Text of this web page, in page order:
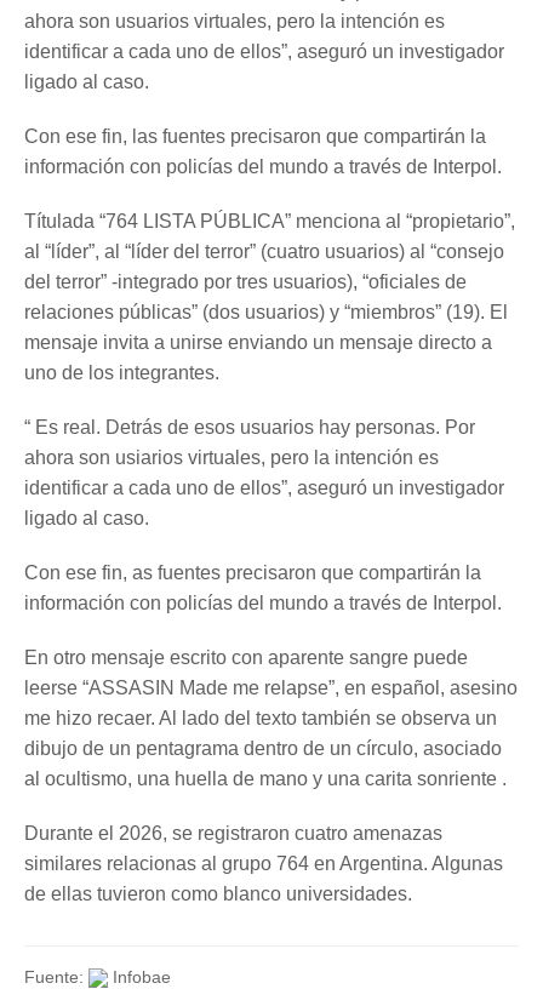
ahora son usuarios virtuales, pero la intención es
identificar a cada uno de ellos”, aseguró un investigador
ligado al caso.
Con ese fin, las fuentes precisaron que compartirán la
información con policías del mundo a través de Interpol.
Títulada “764 LISTA PÚBLICA” menciona al “propietario”,
al “líder”, al “líder del terror” (cuatro usuarios) al “consejo
del terror” -integrado por tres usuarios), “oficiales de
relaciones públicas” (dos usuarios) y “miembros” (19). El
mensaje invita a unirse enviando un mensaje directo a
uno de los integrantes.
“ Es real. Detrás de esos usuarios hay personas. Por
ahora son usiarios virtuales, pero la intención es
identificar a cada uno de ellos”, aseguró un investigador
ligado al caso.
Con ese fin, as fuentes precisaron que compartirán la
información con policías del mundo a través de Interpol.
En otro mensaje escrito con aparente sangre puede
leerse “ASSASIN Made me relapse”, en español, asesino
me hizo recaer. Al lado del texto también se observa un
dibujo de un pentagrama dentro de un círculo, asociado
al ocultismo, una huella de mano y una carita sonriente .
Durante el 2026, se registraron cuatro amenazas
similares relacionas al grupo 764 en Argentina. Algunas
de ellas tuvieron como blanco universidades.
Fuente: Infobae